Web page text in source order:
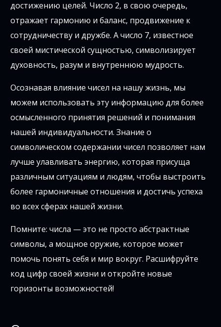
достижению целей. Число 2, в свою очередь,
отражает гармонию и баланс, продвижение к
сотрудничеству и дружбе. А число 7, известное
своей мистической сущностью, символизирует
духовность, разум и внутреннюю мудрость.
Осознавая влияние чисел на нашу жизнь, мы
можем использовать эту информацию для более
осмысленного принятия решений и понимания
нашей индивидуальности. Знание о
символическом содержании чисел позволяет нам
лучше улавливать энергию, которая присуща
различным ситуациям и людям, чтобы выстроить
более гармоничные отношения и достичь успеха
во всех сферах нашей жизни.
Помните: числа — это не просто абстрактные
символы, а мощное оружие, которое может
помочь понять себя и мир вокруг. Расшифруйте
код цифр своей жизни и откройте новые
горизонты возможностей!